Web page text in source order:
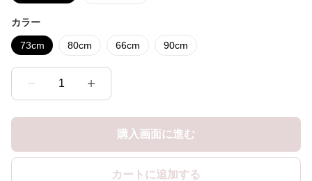
カラー
73cm 80cm 66cm 90cm
1
購入画面に進む
カートに追加する